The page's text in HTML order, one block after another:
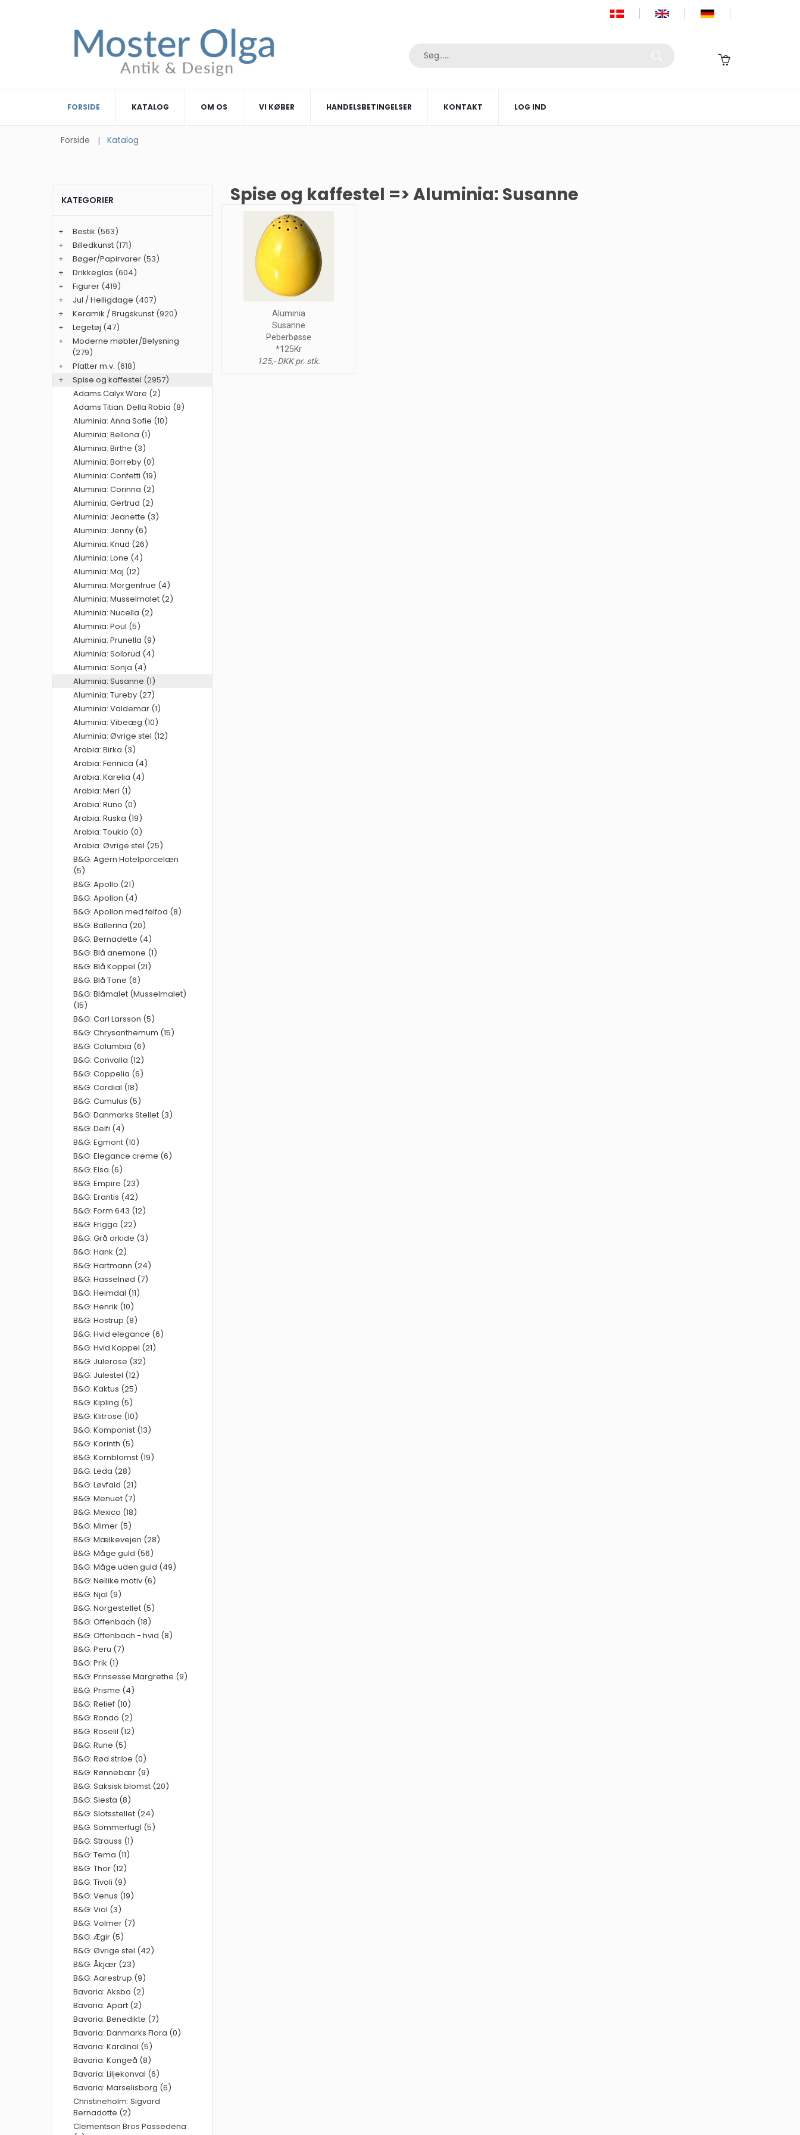
FORSIDE KATALOG OM OS VI KØBER HANDELSBETINGELSER KONTAKT LOG IND
Forside Katalog
Spise og kaffestel => Aluminia: Susanne
Aluminia
Susanne
Peberbøsse
*125Kr
125,- DKK pr. stk.
KATEGORIER
+ Bestik (563)
+
Billedkunst (171)
+
Bøger/Papirvarer (53)
+
Drikkeglas (604)
+
Figurer (419)
+
Jul / Helligdage (407)
+
Keramik / Brugskunst (920)
+
Legetøj (47)
+
Moderne møbler/Belysning
(279)
+
Platter m.v. (618)
+
Spise og kaffestel (2957)
Adams Calyx Ware (2)
Adams Titian: Della Robia (8)
Aluminia: Anna Sofie (10)
Aluminia: Bellona (1)
Aluminia: Birthe (3)
Aluminia: Borreby (0)
Aluminia: Confetti (19)
Aluminia: Corinna (2)
Aluminia: Gertrud (2)
Aluminia: Jeanette (3)
Aluminia: Jenny (6)
Aluminia: Knud (26)
Aluminia: Lone (4)
Aluminia: Maj (12)
Aluminia: Morgenfrue (4)
Aluminia: Musselmalet (2)
Aluminia: Nucella (2)
Aluminia: Poul (5)
Aluminia: Prunella (9)
Aluminia: Solbrud (4)
Aluminia: Sonja (4)
Aluminia: Susanne (1)
Aluminia: Tureby (27)
Aluminia: Valdemar (1)
Aluminia: Vibeæg (10)
Aluminia: Øvrige stel (12)
Arabia: Birka (3)
Arabia: Fennica (4)
Arabia: Karelia (4)
Arabia: Meri (1)
Arabia: Runo (0)
Arabia: Ruska (19)
Arabia: Toukio (0)
Arabia: Øvrige stel (25)
B&G: Agern Hotelporcelæn
(5)
B&G: Apollo (21)
B&G: Apollon (4)
B&G: Apollon med følfod (8)
B&G: Ballerina (20)
B&G: Bernadette (4)
B&G: Blå anemone (1)
B&G: Blå Koppel (21)
B&G: Blå Tone (6)
B&G: Blåmalet (Musselmalet)
(15)
B&G: Carl Larsson (5)
B&G: Chrysanthemum (15)
B&G: Columbia (6)
B&G: Convalla (12)
B&G: Coppelia (6)
B&G: Cordial (18)
B&G: Cumulus (5)
B&G: Danmarks Stellet (3)
B&G: Delfi (4)
B&G: Egmont (10)
B&G: Elegance creme (6)
B&G: Elsa (6)
B&G: Empire (23)
B&G: Erantis (42)
B&G: Form 643 (12)
B&G: Frigga (22)
B&G: Grå orkide (3)
B&G: Hank (2)
B&G: Hartmann (24)
B&G: Hasselnød (7)
B&G: Heimdal (11)
B&G: Henrik (10)
B&G: Hostrup (8)
B&G: Hvid elegance (6)
B&G: Hvid Koppel (21)
B&G: Julerose (32)
B&G: Julestel (12)
B&G: Kaktus (25)
B&G: Kipling (5)
B&G: Klitrose (10)
B&G: Komponist (13)
B&G: Korinth (5)
B&G: Kornblomst (19)
B&G: Leda (28)
B&G: Løvfald (21)
B&G: Menuet (7)
B&G: Mexico (18)
B&G: Mimer (5)
B&G: Mælkevejen (28)
B&G: Måge guld (56)
B&G: Måge uden guld (49)
B&G: Nellike motiv (6)
B&G: Njal (9)
B&G: Norgestellet (5)
B&G: Offenbach (18)
B&G: Offenbach - hvid (8)
B&G: Peru (7)
B&G: Prik (1)
B&G: Prinsesse Margrethe (9)
B&G: Prisme (4)
B&G: Relief (10)
B&G: Rondo (2)
B&G: Roselil (12)
B&G: Rune (5)
B&G: Rød stribe (0)
B&G: Rønnebær (9)
B&G: Saksisk blomst (20)
B&G: Siesta (8)
B&G: Slotsstellet (24)
B&G: Sommerfugl (5)
B&G: Strauss (1)
B&G: Tema (11)
B&G: Thor (12)
B&G: Tivoli (9)
B&G: Venus (19)
B&G: Viol (3)
B&G: Volmer (7)
B&G: Ægir (5)
B&G: Øvrige stel (42)
B&G: Åkjær (23)
B&G: Aarestrup (9)
Bavaria: Aksbo (2)
Bavaria: Apart (2)
Bavaria: Benedikte (7)
Bavaria: Danmarks Flora (0)
Bavaria: Kardinal (5)
Bavaria: Kongeå (8)
Bavaria: Liljekonval (6)
Bavaria: Marselisborg (6)
Christineholm: Sigvard
Bernadotte (2)
Clementson Bros Passedena